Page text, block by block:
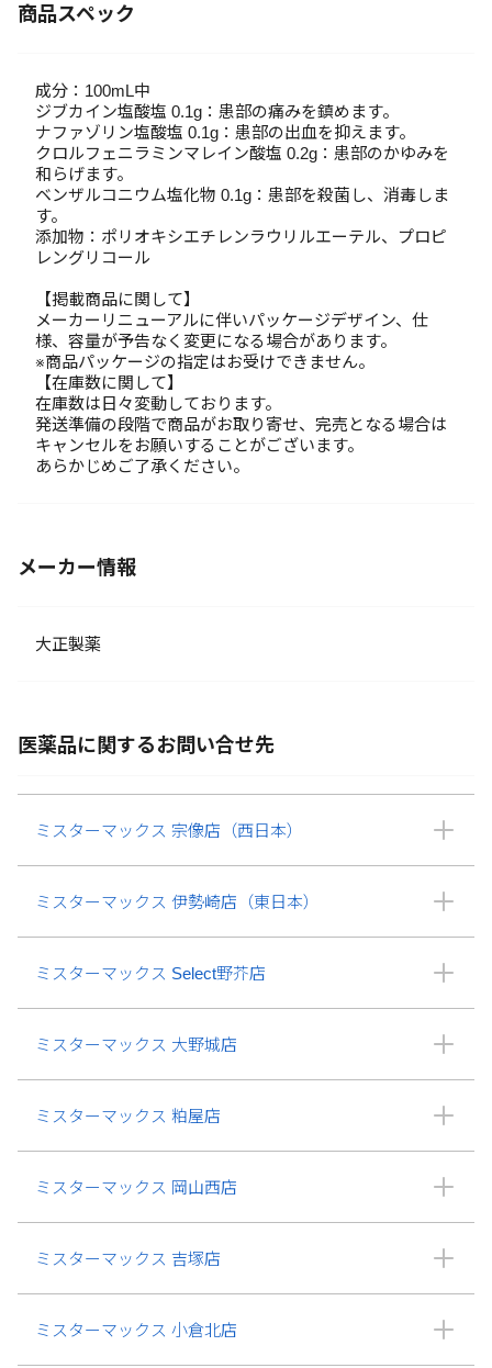
商品スペック
成分：100mL中
ジブカイン塩酸塩 0.1g：患部の痛みを鎮めます。
ナファゾリン塩酸塩 0.1g：患部の出血を抑えます。
クロルフェニラミンマレイン酸塩 0.2g：患部のかゆみを
和らげます。
ベンザルコニウム塩化物 0.1g：患部を殺菌し、消毒しま
す。
添加物：ポリオキシエチレンラウリルエーテル、プロピ
レングリコール
【掲載商品に関して】
メーカーリニューアルに伴いパッケージデザイン、仕
様、容量が予告なく変更になる場合があります。
※商品パッケージの指定はお受けできません。
【在庫数に関して】
在庫数は日々変動しております。
発送準備の段階で商品がお取り寄せ、完売となる場合は
キャンセルをお願いすることがございます。
あらかじめご了承ください。
メーカー情報
大正製薬
医薬品に関するお問い合せ先
ミスターマックス 宗像店（西日本）
ミスターマックス 伊勢崎店（東日本）
ミスターマックス Select野芥店
ミスターマックス 大野城店
ミスターマックス 粕屋店
ミスターマックス 岡山西店
ミスターマックス 吉塚店
ミスターマックス 小倉北店